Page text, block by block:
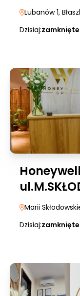
Lubanów 1,
Dzisiaj:zamknięte
Marii
Dzisiaj:zamknięte